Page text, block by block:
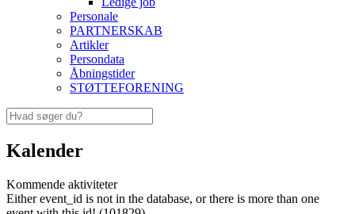
Personale
PARTNERSKAB
Artikler
Persondata
Åbningstider
STØTTEFORENING
Kalender
Kommende aktiviteter
Either event_id is not in the database, or there is more than one